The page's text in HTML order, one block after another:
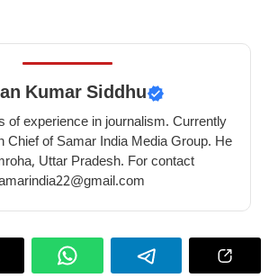
Kumar Siddhu
of experience in journalism. Currently
Chief of Samar India Media Group. He
Uttar Pradesh. For contact